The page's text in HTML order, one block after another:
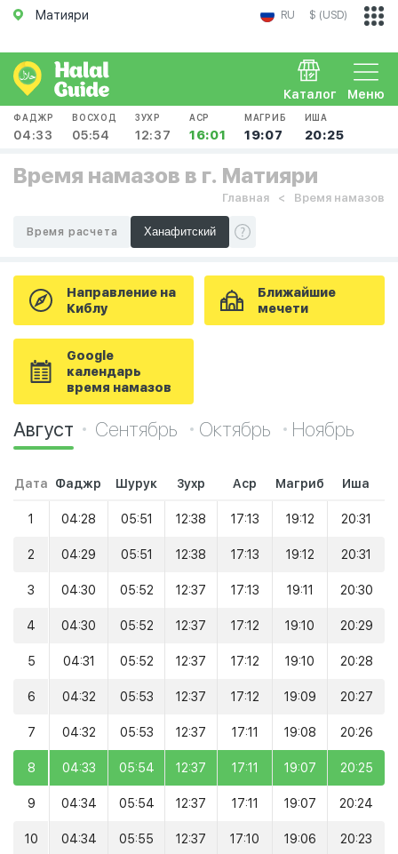
Матияри RU $ (USD)
Меню
Каталог
ФАДЖР
04:33
ВОСХОД
05:54
ЗУХР
12:37
АСР
16:01
МАГРИБ
19:07
ИША
20:25
Время намазов в г. Матияри
Главная Время намазов
Время расчета
Направление на
Киблу
Ближайшие
мечети
Google
календарь
время намазов
Август Сентябрь Октябрь Ноябрь
Дата Фаджр Шурук Зухр Аср Магриб Иша
1 04:28 05:51 12:38 17:13 19:12 20:31
2 04:29 05:51 12:38 17:13 19:12 20:31
3 04:30 05:52 12:37 17:13 19:11 20:30
4 04:30 05:52 12:37 17:12 19:10 20:29
5 04:31 05:52 12:37 17:12 19:10 20:28
6 04:32 05:53 12:37 17:12 19:09 20:27
7 04:32 05:53 12:37 17:11 19:08 20:26
8 04:33 05:54 12:37 17:11 19:07 20:25
9 04:34 05:54 12:37 17:11 19:07 20:24
10 04:34 05:55 12:37 17:10 19:06 20:23